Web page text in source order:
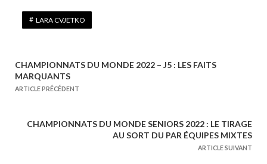
LARA CVJETKO
N
a
CHAMPIONNATS DU MONDE 2022 – J5 : LES FAITS
MARQUANTS
ARTICLE PRÉCÉDENT
CHAMPIONNATS DU MONDE SENIORS 2022 : LE TIRAGE
AU SORT DU PAR ÉQUIPES MIXTES
ARTICLE SUIVANT